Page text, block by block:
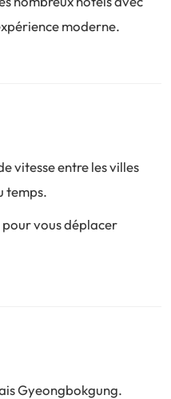
moderne.
vitesse entre les villes
temps.
pour vous déplacer
Gyeongbokgung.